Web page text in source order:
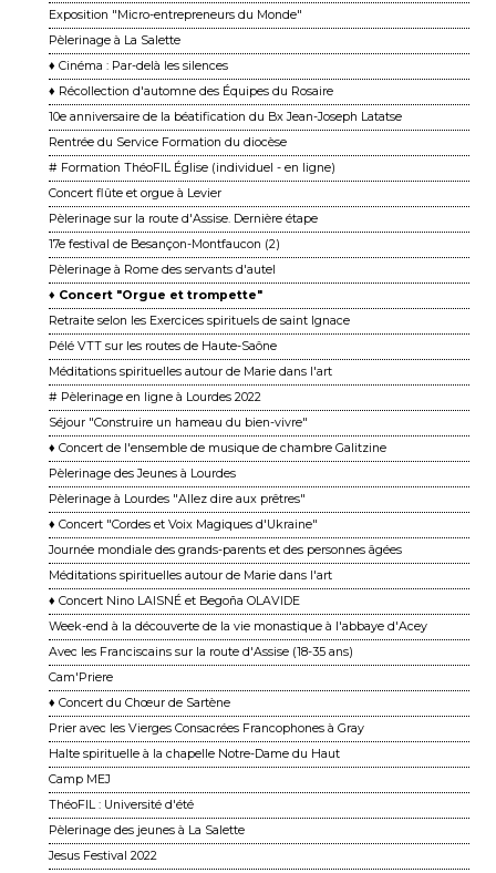
Exposition "Micro-entrepreneurs du Monde"
Pèlerinage à La Salette
♦ Cinéma : Par-delà les silences
♦ Récollection d'automne des Équipes du Rosaire
10e anniversaire de la béatification du Bx Jean-Joseph Latatse
Rentrée du Service Formation du diocèse
# Formation ThéoFIL Église (individuel - en ligne)
Concert flûte et orgue à Levier
Pèlerinage sur la route d'Assise. Dernière étape
17e festival de Besançon-Montfaucon (2)
Pèlerinage à Rome des servants d'autel
♦ Concert "Orgue et trompette"
Retraite selon les Exercices spirituels de saint Ignace
Pélé VTT sur les routes de Haute-Saône
Méditations spirituelles autour de Marie dans l'art
# Pèlerinage en ligne à Lourdes 2022
Séjour "Construire un hameau du bien-vivre"
♦ Concert de l'ensemble de musique de chambre Galitzine
Pèlerinage des Jeunes à Lourdes
Pèlerinage à Lourdes "Allez dire aux prêtres"
♦ Concert "Cordes et Voix Magiques d'Ukraine"
Journée mondiale des grands-parents et des personnes âgées
Méditations spirituelles autour de Marie dans l'art
♦ Concert Nino LAISNÉ et Begoña OLAVIDE
Week-end à la découverte de la vie monastique à l'abbaye d'Acey
Avec les Franciscains sur la route d'Assise (18-35 ans)
Cam'Priere
♦ Concert du Chœur de Sartène
Prier avec les Vierges Consacrées Francophones à Gray
Halte spirituelle à la chapelle Notre-Dame du Haut
Camp MEJ
ThéoFIL : Université d'été
Pèlerinage des jeunes à La Salette
Jesus Festival 2022